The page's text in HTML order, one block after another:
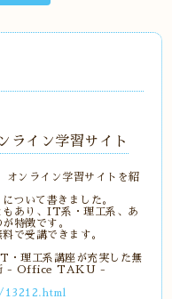
ライン学習サイト
オンライン学習サイトを紹
ついて書きました。
もあり、IT系・理工系、あ
特徴です。
で受講できます。
理工系講座が充実した無
術 - Office TAKU -